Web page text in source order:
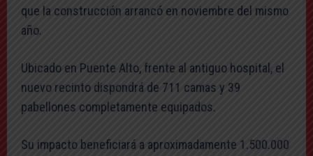
que la construcción arrancó en noviembre del mismo
año.
Ubicado en Puente Alto, frente al antiguo hospital, el
nuevo recinto dispondrá de 711 camas y 39
pabellones completamente equipados.
Su impacto beneficiará a aproximadamente 1.500.000